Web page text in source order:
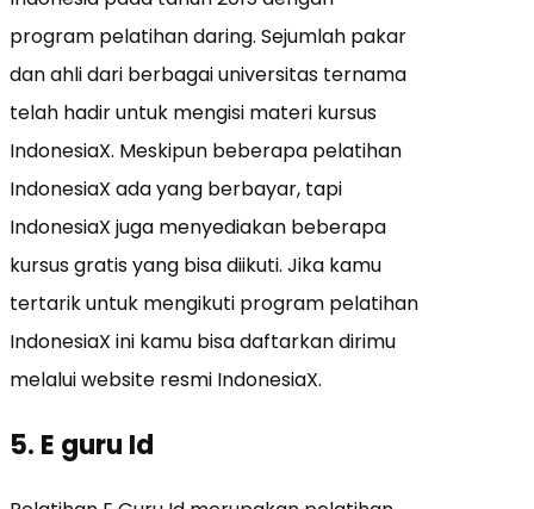
program pelatihan daring. Sejumlah pakar
dan ahli dari berbagai universitas ternama
telah hadir untuk mengisi materi kursus
IndonesiaX. Meskipun beberapa pelatihan
IndonesiaX ada yang berbayar, tapi
IndonesiaX juga menyediakan beberapa
kursus gratis yang bisa diikuti. Jika kamu
tertarik untuk mengikuti program pelatihan
IndonesiaX ini kamu bisa daftarkan dirimu
melalui website resmi IndonesiaX.
5. E guru Id